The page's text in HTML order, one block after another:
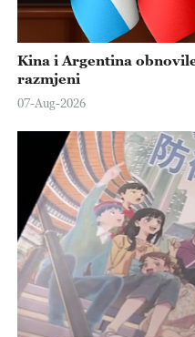
Kina i Argentina
razmjeni
07-Aug-2026